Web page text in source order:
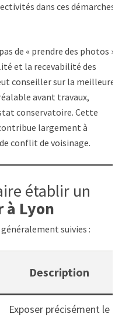
dans ces démarches
de « prendre des photos ».
et la recevabilité des
conseiller sur la meilleure
avant travaux,
conservatoire. Cette
largement à
conflit de voisinage.
établir un
à Lyon
suivies :
Description
Exposer précisément le